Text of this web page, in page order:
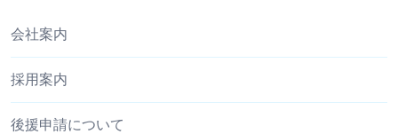
会社案内
採用案内
後援申請について